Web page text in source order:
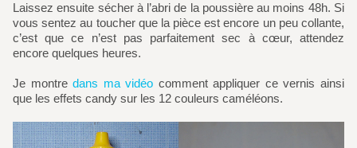
Laissez ensuite sécher à l’abri de la poussière au moins 48h. Si
vous sentez au toucher que la pièce est encore un peu collante,
c’est que ce n’est pas parfaitement sec à cœur, attendez
encore quelques heures.
Je montredans ma vidéo comment appliquer ce vernis ainsi
que les effets candy sur les 12 couleurs caméléons.